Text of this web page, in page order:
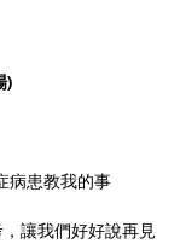
)
病患教我的事
讓我們好好說再見